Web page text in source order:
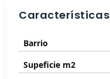
Características
Barrio
Supeficie m2